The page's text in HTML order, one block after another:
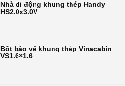
Nhà di động khung thép Handy
HS2.0x3.0V
Bốt bảo vệ khung thép Vinacabin
VS1.6×1.6